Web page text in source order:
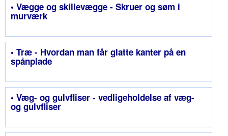
• Vægge og skillevægge - Skruer og søm i
murværk
• Træ - Hvordan man får glatte kanter på en
spånplade
• Væg- og gulvfliser - vedligeholdelse af væg-
og gulvfliser